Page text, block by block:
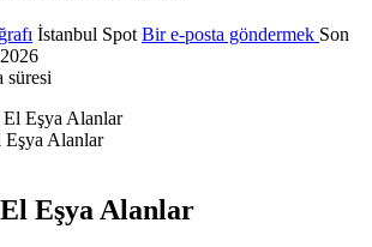
İstanbul Spot Bir e-posta göndermek Son
süresi
Eşya Alanlar
Eşya Alanlar